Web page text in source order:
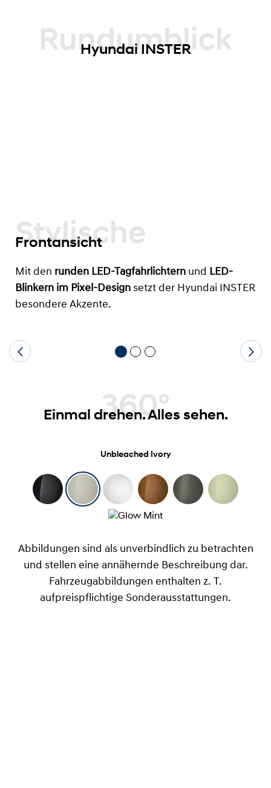
Rundumblick
Hyundai INSTER
Stylische
Frontansicht
Mit den runden LED-Tagfahrlichtern und LED-
Blinkern im Pixel-Design setzt der Hyundai INSTER
besondere Akzente.
360°
Einmal drehen. Alles sehen.
Unbleached Ivory
Abbildungen sind als unverbindlich zu betrachten
und stellen eine annähernde Beschreibung dar.
Fahrzeugabbildungen enthalten z. T.
aufpreispflichtige Sonderausstattungen.